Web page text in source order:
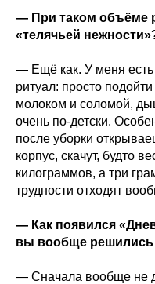
— При таком объёме
«телячьей
— Ещё как. У меня есть
ритуал: просто
молоком и соломой,
очень по‑детски.
после уборки
корпус, скачут, будто
килограммов, а три
трудности отходят
— Как появился
вы вообще
— Сначала вообще не